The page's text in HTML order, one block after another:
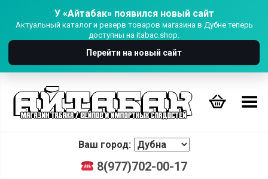
У «Айтабак» появился новый сайт
Актуальный каталог и резерв товаров магазина в Дубне теперь
доступны на itabac.shop.
Перейти на новый сайт
Переключить Меню
Ваш город:
8(977)702-00-17